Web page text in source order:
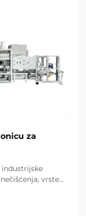
za
industrijske
vrste
potpuni